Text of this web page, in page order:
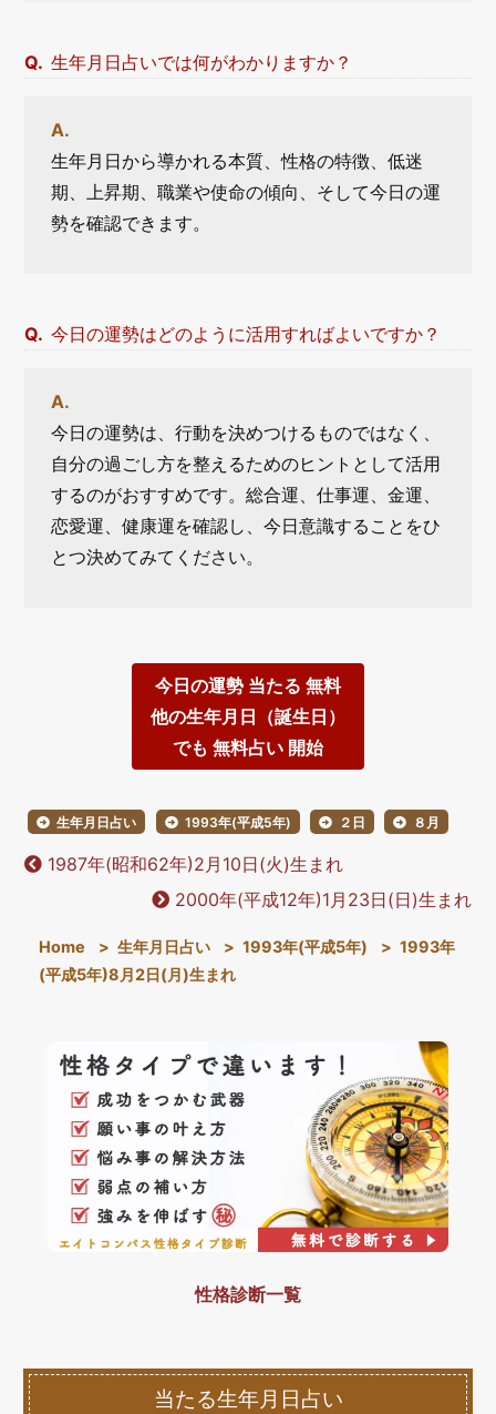
生年月日占いでは何がわかりますか？
生年月日から導かれる本質、性格の特徴、低迷
期、上昇期、職業や使命の傾向、そして今日の運
勢を確認できます。
今日の運勢はどのように活用すればよいですか？
今日の運勢は、行動を決めつけるものではなく、
自分の過ごし方を整えるためのヒントとして活用
するのがおすすめです。総合運、仕事運、金運、
恋愛運、健康運を確認し、今日意識することをひ
とつ決めてみてください。
今日の運勢 当たる 無料
他の生年月日（誕生日）
でも 無料占い 開始
生年月日占い 1993年(平成5年) ２日 ８月
1987年(昭和62年)2月10日(火)生まれ
2000年(平成12年)1月23日(日)生まれ
Home > 生年月日占い > 1993年(平成5年) > 1993年
(平成5年)8月2日(月)生まれ
性格診断一覧
当たる生年月日占い